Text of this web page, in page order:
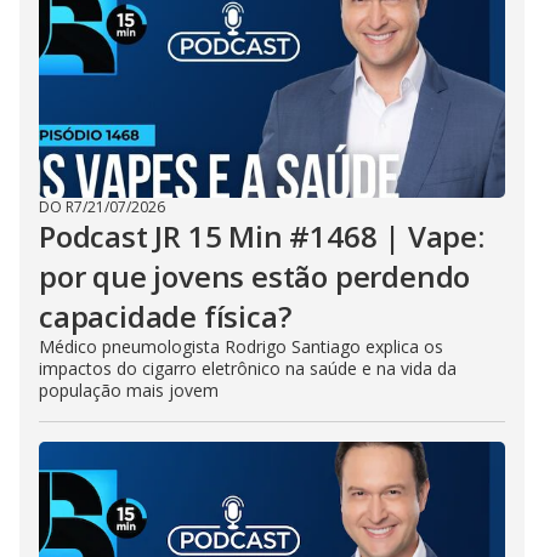
DO R7/21/07/2026
Podcast JR 15 Min #1468 | Vape:
por que jovens estão perdendo
capacidade física?
Médico pneumologista Rodrigo Santiago explica os
impactos do cigarro eletrônico na saúde e na vida da
população mais jovem